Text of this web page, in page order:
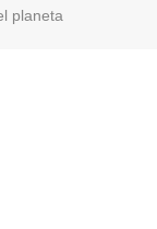
planeta